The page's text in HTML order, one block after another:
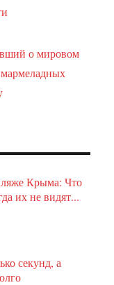
о мировом
мармеладных
Крыма: Что
их не видят...
секунд, а